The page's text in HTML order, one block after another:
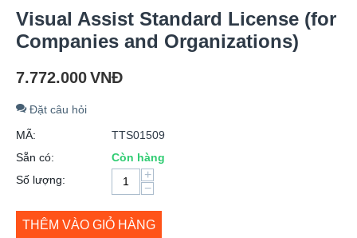
Visual Assist Standard License (for
Companies and Organizations)
7.772.000VNĐ
Đặt câu hỏi
MÃ:
TTS01509
Sẵn có:
Còn hàng
Số lượng:
+
−
THÊM VÀO GIỎ HÀNG